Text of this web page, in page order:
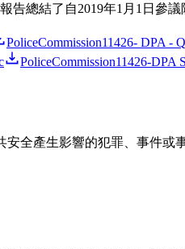
總結了自2019年1月1日參
PoliceCommission11426- DPA -
PoliceCommission11426-DPA
全產生影響的犯罪、事件